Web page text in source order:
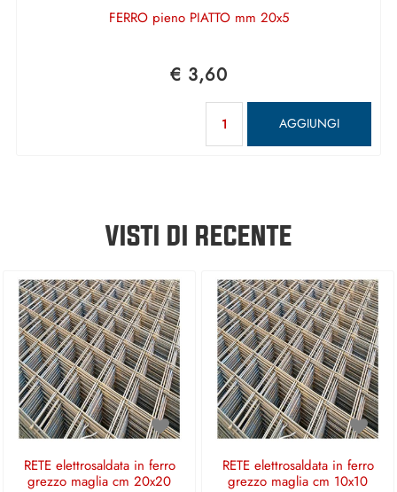
FERRO pieno PIATTO mm 20x5
€ 3,60
AGGIUNGI
VISTI DI RECENTE
RETE elettrosaldata in ferro
grezzo maglia cm 20x20
RETE elettrosaldata in ferro
grezzo maglia cm 10x10